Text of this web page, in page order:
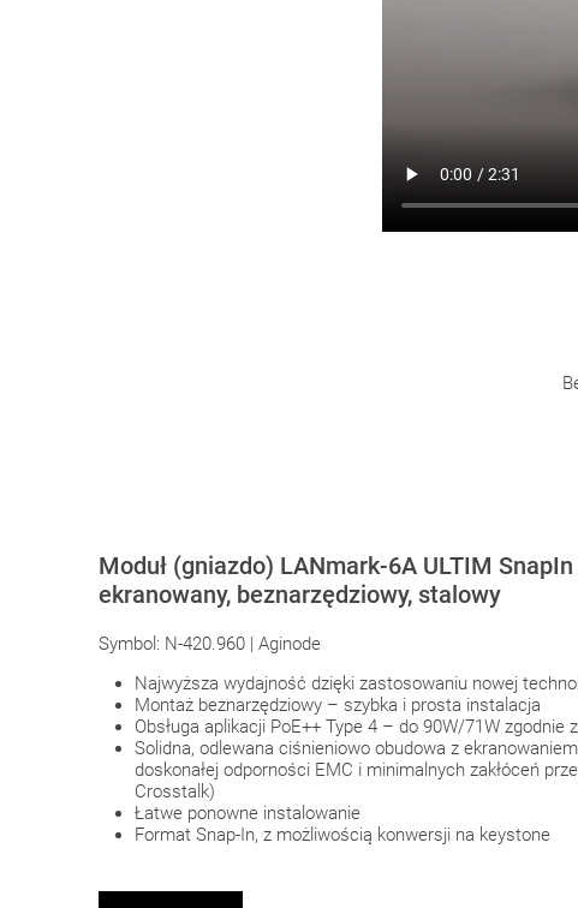
Moduł (gniazdo) LANmark-6A ULTIM SnapIn
ekranowany, beznarzędziowy, stalowy
Symbol: N-420.960 | Aginode
Najwyższa wydajność dzięki zastosowaniu nowej
Montaż beznarzędziowy – szybka i prosta instalacja
Obsługa aplikacji PoE++ Type 4 – do 90W/71W zgodnie
Solidna, odlewana ciśnieniowo obudowa z
doskonałej odporności EMC i minimalnych zakłóceń
Crosstalk)
Łatwe ponowne instalowanie
Format Snap-In, z możliwością konwersji na keystone